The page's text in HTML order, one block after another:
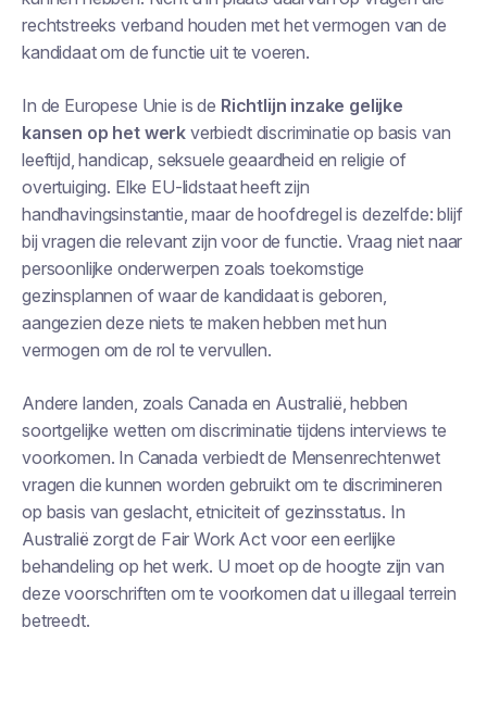
rechtstreeks verband houden met het vermogen van de
kandidaat om de functie uit te voeren.
In de Europese Unie is de Richtlijn inzake gelijke
kansen op het werk verbiedt discriminatie op basis van
leeftijd, handicap, seksuele geaardheid en religie of
overtuiging. Elke EU-lidstaat heeft zijn
handhavingsinstantie, maar de hoofdregel is dezelfde: blijf
bij vragen die relevant zijn voor de functie. Vraag niet naar
persoonlijke onderwerpen zoals toekomstige
gezinsplannen of waar de kandidaat is geboren,
aangezien deze niets te maken hebben met hun
vermogen om de rol te vervullen.
Andere landen, zoals Canada en Australië, hebben
soortgelijke wetten om discriminatie tijdens interviews te
voorkomen. In Canada verbiedt de Mensenrechtenwet
vragen die kunnen worden gebruikt om te discrimineren
op basis van geslacht, etniciteit of gezinsstatus. In
Australië zorgt de Fair Work Act voor een eerlijke
behandeling op het werk. U moet op de hoogte zijn van
deze voorschriften om te voorkomen dat u illegaal terrein
betreedt.